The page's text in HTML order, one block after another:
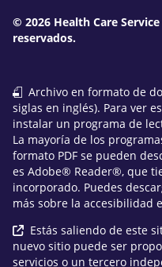
© 2026 Health Care
reservados.
Archivo en formato de
siglas en inglés). Para ver
instalar un programa de
La mayoría de los
formato PDF se pueden
es Adobe® Reader®, que
incorporado. Puedes
más sobre la accesibilidad
Estás saliendo de este
nuevo sitio puede ser
servicios o un tercero